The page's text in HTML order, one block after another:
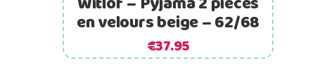
en velours beige – 62/68
€37.95